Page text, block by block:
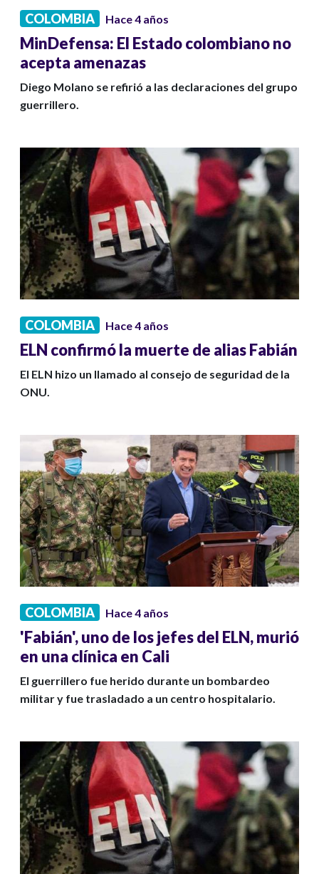
COLOMBIA Hace 4 años
MinDefensa: El Estado colombiano no
acepta amenazas
Diego Molano se refirió a las declaraciones del grupo
guerrillero.
COLOMBIA Hace 4 años
ELN confirmó la muerte de alias Fabián
El ELN hizo un llamado al consejo de seguridad de la
ONU.
COLOMBIA Hace 4 años
'Fabián', uno de los jefes del ELN, murió
en una clínica en Cali
El guerrillero fue herido durante un bombardeo
militar y fue trasladado a un centro hospitalario.